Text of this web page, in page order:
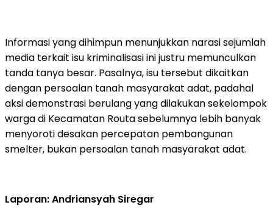
Informasi yang dihimpun menunjukkan narasi sejumlah
media terkait isu kriminalisasi ini justru memunculkan
tanda tanya besar. Pasalnya, isu tersebut dikaitkan
dengan persoalan tanah masyarakat adat, padahal
aksi demonstrasi berulang yang dilakukan sekelompok
warga di Kecamatan Routa sebelumnya lebih banyak
menyoroti desakan percepatan pembangunan
smelter, bukan persoalan tanah masyarakat adat.
Laporan: Andriansyah Siregar